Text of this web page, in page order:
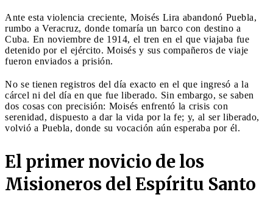
Ante esta violencia creciente, Moisés Lira abandonó Puebla,
rumbo a Veracruz, donde tomaría un barco con destino a
Cuba. En noviembre de 1914, el tren en el que viajaba fue
detenido por el ejército. Moisés y sus compañeros de viaje
fueron enviados a prisión.
No se tienen registros del día exacto en el que ingresó a la
cárcel ni del día en que fue liberado. Sin embargo, se saben
dos cosas con precisión: Moisés enfrentó la crisis con
serenidad, dispuesto a dar la vida por la fe; y, al ser liberado,
volvió a Puebla, donde su vocación aún esperaba por él.
El primer novicio de los
Misioneros del Espíritu Santo